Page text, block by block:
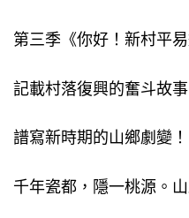
第三季《你好！新村平易
記載村落復興的奮斗故事
譜寫新時期的山鄉劇變！
千年瓷都，隱一桃源。